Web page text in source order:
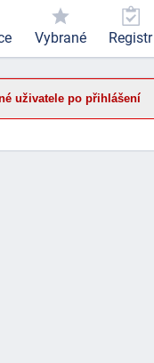
uživatele po přihlášení
Vybrané Registr